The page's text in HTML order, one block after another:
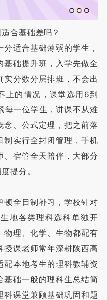
合基础差吗？
适合基础薄弱的学生，
基础提升班，入学先做全
实分数分层排班，不会出
上的情况，课堂选用6到
每一位学生，讲课不从难
念、公式定理，把之前落
制实行全封闭管理，手机
、宿管全天陪伴，大部分
提分。
全日制补习，学校针对
地各类理科选科单独开
物理、化学、生物都配有
授课老师常年深耕陕西高
配本地考生的理科教辅资
基础一般的理科生总结简
科课堂兼顾基础巩固和题